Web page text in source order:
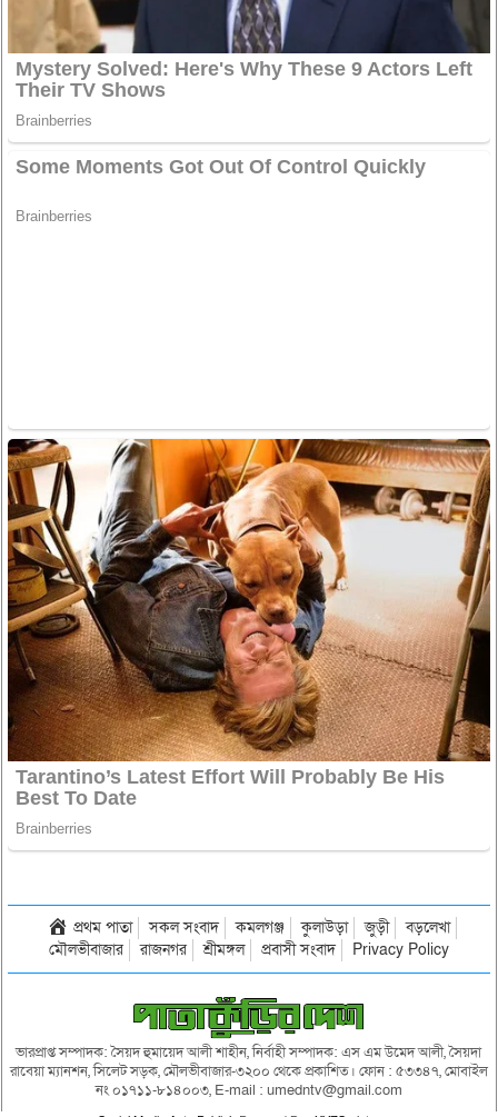
প্রথম পাতা সকল সংবাদ কমলগঞ্জ কুলাউড়া জুড়ী
বড়লেখা
মৌলভীবাজার
রাজনগর শ্রীমঙ্গল প্রবাসী সংবাদ Privacy Policy
ভারপ্রাপ্ত সম্পাদক: সৈয়দ হুমায়েদ আলী শাহীন, নির্বাহী সম্পাদক: এস এম উমেদ আলী, সৈয়দা
রাবেয়া ম্যানশন, সিলেট সড়ক, মৌলভীবাজার-৩২০০ থেকে প্রকাশিত। ফোন : ৫৩৩৪৭, মোবাইল
নং ০১৭১১-৮১৪০০৩, E-mail : umedntv@gmail.com